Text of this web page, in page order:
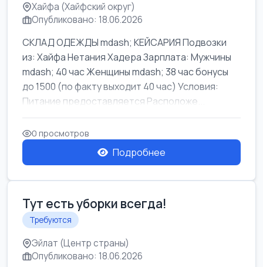
Хайфа (Хайфский округ)
Опубликовано: 18.06.2026
СКЛАД ОДЕЖДЫ mdash; КЕЙСАРИЯ Подвозки
из: Хайфа Нетания Хадера Зарплата: Мужчины
mdash; 40 час Женщины mdash; 38 час бонусы
до 1500 (по факту выходит 40 час) Условия:
Питание предоставляется Расположе...
0 просмотров
Подробнее
Тут есть уборки всегда!
Требуются
Эйлат (Центр страны)
Опубликовано: 18.06.2026